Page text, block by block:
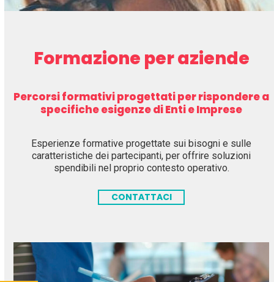
Formazione per aziende
Percorsi formativi progettati per rispondere a
specifiche esigenze di Enti e Imprese
Esperienze formative progettate sui bisogni e sulle
caratteristiche dei partecipanti, per offrire soluzioni
spendibili nel proprio contesto operativo.
CONTATTACI